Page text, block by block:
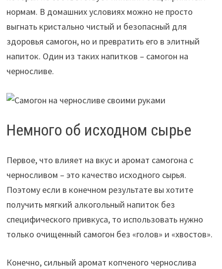
нормам. В домашних условиях можно не просто
выгнать кристально чистый и безопасный для
здоровья самогон, но и превратить его в элитный
напиток. Один из таких напитков – самогон на
черносливе.
Немного об исходном сырье
Первое, что влияет на вкус и аромат самогона с
черносливом – это качество исходного сырья.
Поэтому если в конечном результате вы хотите
получить мягкий алкогольный напиток без
специфического привкуса, то использовать нужно
только очищенный самогон без «голов» и «хвостов».
Конечно, сильный аромат копченого чернослива